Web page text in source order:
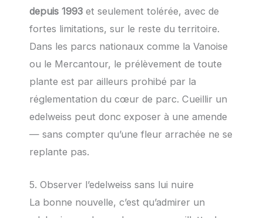
depuis 1993 et seulement tolérée, avec de
fortes limitations, sur le reste du territoire.
Dans les parcs nationaux comme la Vanoise
ou le Mercantour, le prélèvement de toute
plante est par ailleurs prohibé par la
réglementation du cœur de parc. Cueillir un
edelweiss peut donc exposer à une amende
— sans compter qu’une fleur arrachée ne se
replante pas.
5. Observer l’edelweiss sans lui nuire
La bonne nouvelle, c’est qu’admirer un